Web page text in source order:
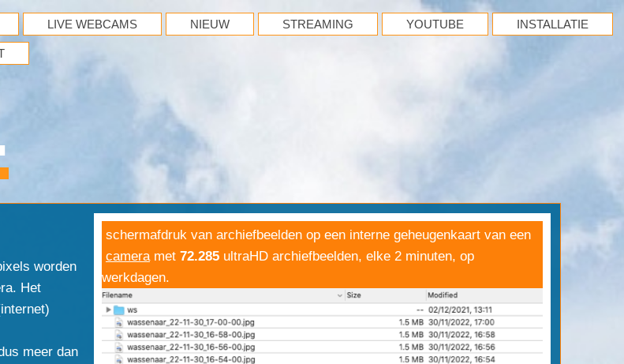
LIVE WEBCAMS NIEUW STREAMING YOUTUBE INSTALLATIE
worden
Het
meer dan
schermafdruk van archiefbeelden op een interne geheugenkaart van een
cameramet 72.285 ultraHD archiefbeelden, elke 2 minuten, op
werkdagen.